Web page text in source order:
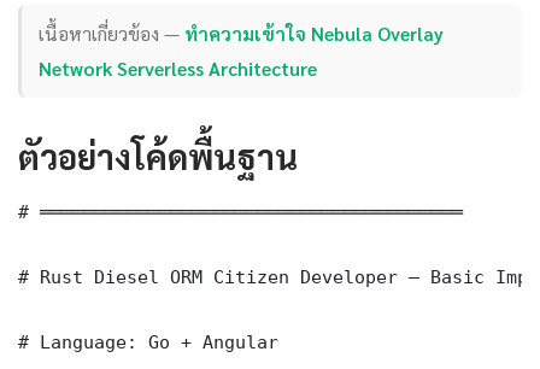
เนื้อหาเกี่ยวข้อง — ทำความเข้าใจ Nebula Overlay
Network Serverless Architecture
ตัวอย่างโค้ดพื้นฐาน
# ═══════════════════════════════════════
# Rust Diesel ORM Citizen Developer — Basic
# Language: Go + Angular